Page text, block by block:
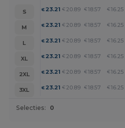
S €23.21 € 20.89 €18.57 € 16.25
M
€23.21 € 20.89 €18.57 € 16.25
L
€23.21 € 20.89 €18.57 € 16.25
XL
€23.21 € 20.89 €18.57 € 16.25
2XL
€23.21 € 20.89 €18.57 € 16.25
3XL
€23.21 € 20.89 €18.57 € 16.25
Selecties: 0